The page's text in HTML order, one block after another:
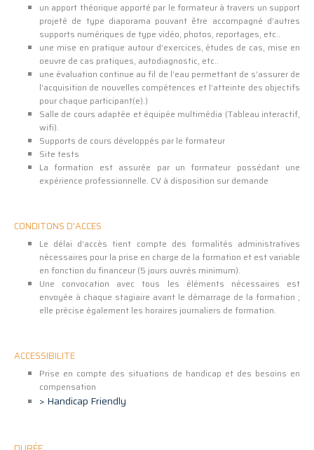
un apport théorique apporté par le formateur à travers un support
projeté de type diaporama pouvant être accompagné d’autres
supports numériques de type vidéo, photos, reportages, etc..
une mise en pratique autour d’exercices, études de cas, mise en
oeuvre de cas pratiques, autodiagnostic, etc..
une évaluation continue au fil de l’eau permettant de s’assurer de
l’acquisition de nouvelles compétences et l’atteinte des objectifs
pour chaque participant(e).)
Salle de cours adaptée et équipée multimédia (Tableau interactif,
wifi).
Supports de cours développés par le formateur
Site tests
La formation est assurée par un formateur possédant une
expérience professionnelle. CV à disposition sur demande
CONDITONS D'ACCES
Le délai d’accès tient compte des formalités administratives
nécessaires pour la prise en charge de la formation et est variable
en fonction du financeur (5 jours ouvrés minimum).
Une convocation avec tous les éléments nécessaires est
envoyée à chaque stagiaire avant le démarrage de la formation ;
elle précise également les horaires journaliers de formation.
ACCESSIBILITE
Prise en compte des situations de handicap et des besoins en
compensation
> Handicap Friendly